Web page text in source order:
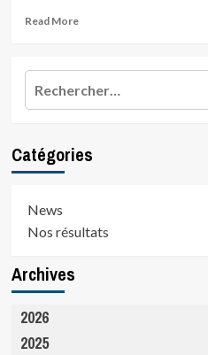
Read MoreRead
Catégories
News
Nos résultats
Archives
2026
2025